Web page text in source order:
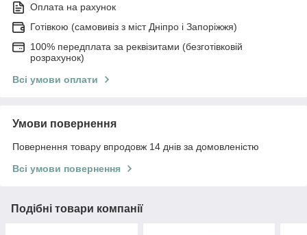
Оплата на рахунок
Готівкою (самовивіз з міст Дніпро і Запоріжжя)
100% передплата за реквізитами (безготівковій
розрахунок)
Всі умови оплати
Умови повернення
Повернення товару впродовж 14 днів за домовленістю
Всі умови повернення
Подібні товари компанії